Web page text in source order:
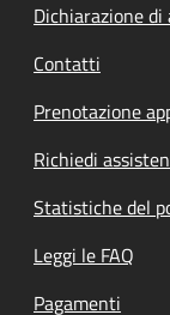
Dichiarazione
Contatti
Prenotazione
Richiedi
Statistiche del
Leggi le FAQ
Pagamenti